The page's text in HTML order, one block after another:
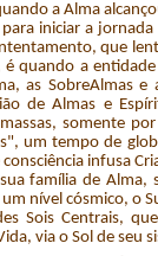
a Alma
iniciar a
que
é quando a
as SobreAlmas
de Almas e
somente
um tempo de
infusa
família de Alma,
um nível cósmico, o
Sois Centrais,
via o Sol de seu